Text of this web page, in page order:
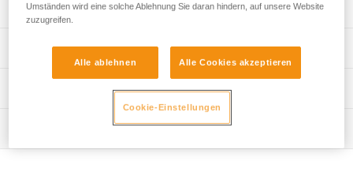
Leistungsverzeichnis
schützt das Gurtband vor Abrieb.
STRING M: für Schlingen von 15 bis 20 mm Breite
Weiterverkauf einzelner Produkte aus dem Pack nicht
Technische Spezifikationen
Material: TPE (thermoplastisches Elastomer)
Zugrundeliegende Spezifikationen
Größe : M
Technische Informationen
Umständen wird eine solche Ablehnung Sie daran hindern, auf unsere Website
zuzugreifen.
Alle ablehnen Alle Cookies akzeptieren
Cookie-Einstellungen